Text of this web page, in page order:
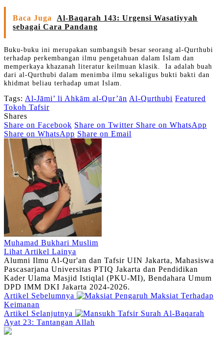
Baca Juga
Al-Baqarah 143: Urgensi Wasatiyyah
sebagai Cara Pandang
Buku-buku ini merupakan sumbangsih besar seorang al-Qurthubi
terhadap perkembangan ilmu pengetahuan dalam Islam dan
memperkaya khazanah literatur keilmuan klasik. Ia adalah buah
dari al-Qurthubi dalam menimba ilmu sekaligus bukti bakti dan
khidmat beliau terhadap umat Islam.
Tags: Al-Jāmi’ li Ahkām al-Qur’ān Al-Qurthubi Featured
Tokoh Tafsir
Shares
Share on Facebook Share on Twitter Share on WhatsApp
Share on WhatsApp Share on Email
Muhamad Bukhari Muslim
Lihat Artikel Lainya
Alumni Ilmu Al-Qur'an dan Tafsir UIN Jakarta, Mahasiswa
Pascasarjana Universitas PTIQ Jakarta dan Pendidikan
Kader Ulama Masjid Istiqlal (PKU-MI), Bendahara Umum
DPD IMM DKI Jakarta 2024-2026.
Artikel Sebelumnya
Pengaruh Maksiat Terhadap
Keimanan
Artikel Selanjutnya
Tafsir Surah Al-Baqarah
Ayat 23: Tantangan Allah